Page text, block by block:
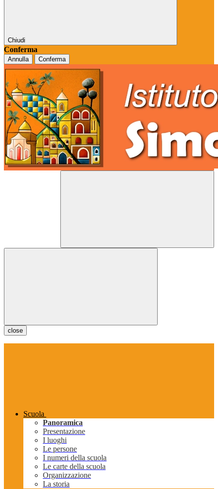
Chiudi
Conferma
Annulla Conferma
close
Scuola
Panoramica
Presentazione
I luoghi
Le persone
I numeri della scuola
Le carte della scuola
Organizzazione
La storia